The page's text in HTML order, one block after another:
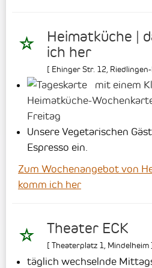
Heimatküche |
ich her
[ Ehinger Str. 12,
mit einem
Heimatküche-
Freitag
Unsere Vegetarischen
Espresso ein.
Zum Wochenangebot von
komm ich her
Theater ECK
[ Theaterplatz 1 Mindelheim
täglich wechselnde